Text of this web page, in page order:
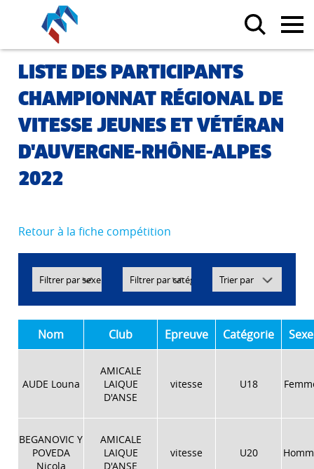
LISTE DES PARTICIPANTS
CHAMPIONNAT RÉGIONAL DE
VITESSE JEUNES ET VÉTÉRAN
D'AUVERGNE-RHÔNE-ALPES
2022
Retour à la fiche compétition
Nom Club Epreuve Catégorie Sexe
AUDE Louna
AMICALE
LAIQUE
D'ANSE
vitesse U18
BEGANOVIC Y
POVEDA
Nicola
AMICALE
LAIQUE
D'ANSE
vitesse U20